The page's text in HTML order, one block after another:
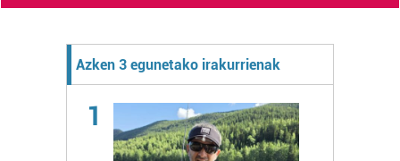
Azken 3 egunetako irakurrienak
1